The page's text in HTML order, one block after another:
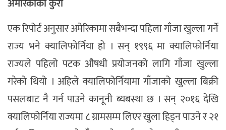
एक रिपोर्ट अनुसार अमेरिकामा सबैभन्दा पहिला गाँजा खुल्ला गर्ने
राज्य भने क्यालिफोर्निया हो । सन् १९९६ मा क्यालिफोर्निया
राज्यले पहिलो पटक औषधी प्रयोजनको लागि गाँजा खुल्ला
गरेको थियो । अहिले क्यालिफोर्नियामा गाँजाको खुल्ला बिक्री
पसलबाट नै गर्न पाउने कानूनी ब्यबस्था छ । सन् २०१६ देखि
क्यालिफोर्निया राज्यमा ८ ग्रामसम्म लिएर खुला हिड्न पाउने र २१